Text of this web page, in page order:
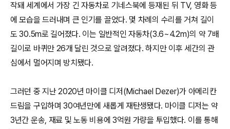
작돼 세계에서 가장 긴 자동차로 기네스북에 등재된 뒤 TV, 영화 등
에 모습을 드러내며 큰 인기를 끌었다. 몇 차례의 수리를 거쳐 길이
도 30.5m로 길어졌다. 이는 일반적인 자동차(3.6~4.2m)의 약 7배
길이로 바퀴만 26개 달린 것으로 알려졌다. 하지만 이후 세간의 관
심에서 멀어지며 방치됐다.
그러던 중 지난 2020년 마이클 디저(Michael Dezer)가 아메리칸
드림을 구입하며 30여년만에 새롭게 재탄생됐다. 마이클 디저는 약
3년간 운송, 재료 및 노동 비용에 3억원 가량을 투입했다. 이를 통해